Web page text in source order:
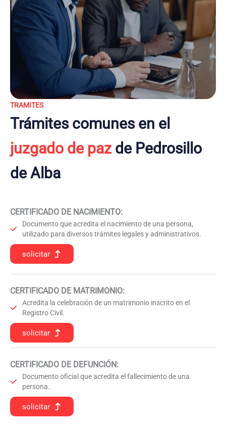
TRAMITES
Trámites comunes en el
juzgado de pazde Pedrosillo
de Alba
CERTIFICADO DE NACIMIENTO:
Documento que acredita el nacimiento de una persona,
utilizado para diversos trámites legales y administrativos.
solicitar
CERTIFICADO DE MATRIMONIO:
Acredita la celebración de un matrimonio inscrito en el
Registro Civil.
solicitar
CERTIFICADO DE DEFUNCIÓN:
Documento oficial que acredita el fallecimiento de una
persona.
solicitar